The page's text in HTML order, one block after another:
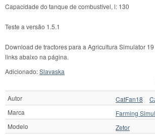
Capacidade do tanque de combustível, l: 130
Teste a versão 1.5.1
Download de tractores para a Agricultura Simulator
links abaixo na página.
Adicionado:Slavaska
Autor CatFan18
Marca
Farming
Modelo
Zetor